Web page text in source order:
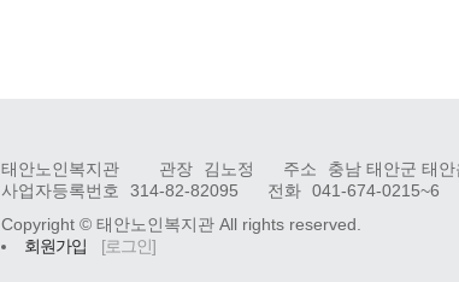
태안노인복지관 관장 김노정 주소
충남 태안군 태
사업자등록번호
314-82-82095 전화 041-674-0215~6
Copyright © 태안노인복지관 All rights reserved.
회원가입
[로그인]